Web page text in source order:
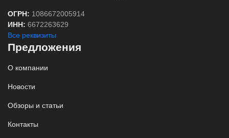
ОГРН: 1086672005914
ИНН: 6672263629
Все реквизиты
Предложения
О компании
Новости
Обзоры и статьи
Контакты